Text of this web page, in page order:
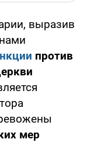
выразив
против
мер